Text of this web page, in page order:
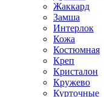
Жаккард
Замша
Интерлок
Кожа
Костюмная
Креп
Кристалон
Кружево
Курточные